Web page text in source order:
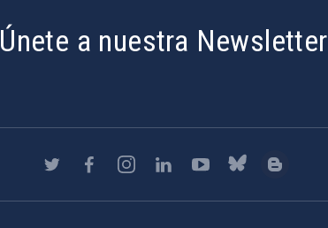
Únete a nuestra Newsletter